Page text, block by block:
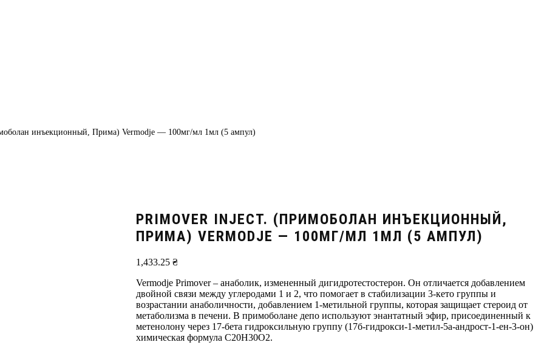
инъекционный, Прима) Vermodje — 100мг/мл 1мл (5 ампул)
PRIMOVER INJECT. (ПРИМОБОЛАН ИНЪЕКЦИОННЫЙ,
ПРИМА) VERMODJE — 100МГ/МЛ 1МЛ (5 АМПУЛ)
1,433.25 ₴
Vermodje Primover – анаболик, измененный дигидротестостерон. Он отличается добавлением
двойной связи между углеродами 1 и 2, что помогает в стабилизации 3-кето группы и
возрастании анаболичности, добавлением 1-метильной группы, которая защищает стероид от
метаболизма в печени. В примоболане депо используют энантатный эфир, присоединенный к
метенолону через 17-бета гидроксильную группу (17б-гидрокси-1-метил-5а-андрост-1-ен-3-он)
химическая формула C20H30O2.